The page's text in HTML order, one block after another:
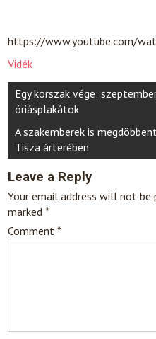
https://www.youtube.com/
Vidék
Post
navigation
Egy korszak vége:
óriásplakátok
A szakemberek is
Tisza árterében
Leave a Reply
Your email address will not be
marked*
Comment*